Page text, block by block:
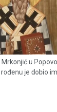
u
je dobio